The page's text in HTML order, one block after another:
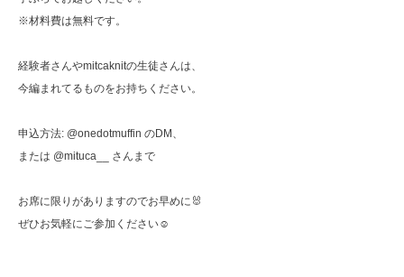
※材料費は無料です。
経験者さんやmitcaknitの生徒さんは、
今編まれてるものをお持ちください。
申込方法: @onedotmuffin のDM、
または @mituca__ さんまで
お席に限りがありますのでお早めに🐰
ぜひお気軽にご参加ください☺︎